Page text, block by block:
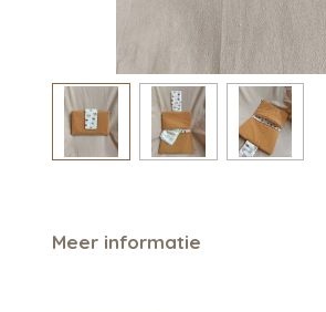
Meer informatie